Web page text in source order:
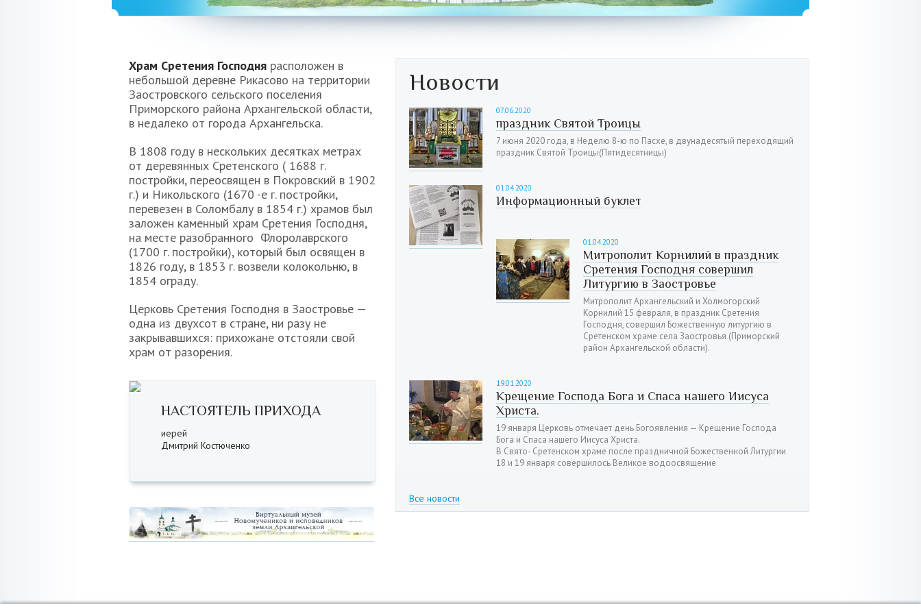
Храм Сретения Господнярасположен в
небольшой деревне Рикасово на территории
Заостровского сельского поселения
Приморского района Архангельской области,
в недалеко от города Архангельска.
В 1808 году в нескольких десятках метрах
от деревянных Сретенского ( 1688 г.
постройки, переосвящен в Покровский в 1902
г.) и Никольского (1670 -е г. постройки,
перевезен в Соломбалу в 1854 г.) храмов был
заложен каменный храм Сретения Господня,
на месте разобранного Флоролаврского
(1700 г. постройки), который был освящен в
1826 году, в 1853 г. возвели колокольню, в
1854 ограду.
Церковь Сретения Господня в Заостровье —
одна из двухсот в стране, ни разу не
закрывавшихся: прихожане отстояли свой
храм от разорения.
НАСТОЯТЕЛЬ ПРИХОДА
иерей
Дмитрий Костюченко
Новости
07.06.2020
праздник Святой Троицы
7 июня 2020 года, в Неделю 8-ю по Пасхе, в двунадесятый переходящий
праздник Святой Троицы(Пятидесятницы)
01.04.2020
Информационный буклет
01.04.2020
Митрополит Корнилий в праздник
Сретения Господня совершил
Литургию в Заостровье
Митрополит Архангельский и Холмогорский
Корнилий 15 февраля, в праздник Сретения
Господня, совершил Божественную литургию в
Сретенском храме села Заостровья (Приморский
район Архангельской области).
19.01.2020
Крещение Господа Бога и Спаса нашего Иисуса
Христа.
19 января Церковь отмечает день Богоявления — Крещение Господа
Бога и Спаса нашего Иисуса Христа.
В Свято- Сретенском храме после праздничной Божественной Литургии
18 и 19 января совершилось Великое водоосвящение
Все новости